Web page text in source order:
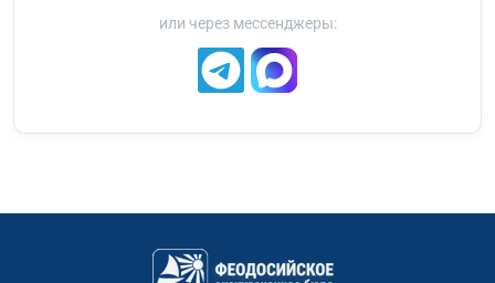
или через мессенджеры: